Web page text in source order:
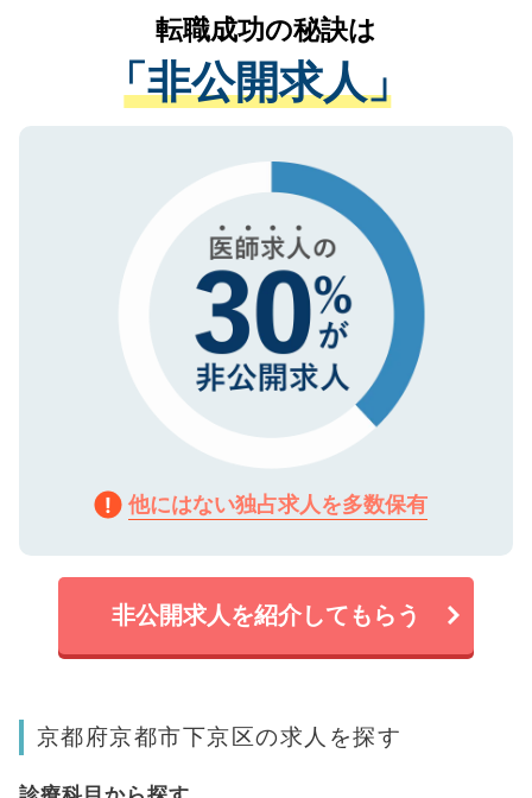
は、個人情報の取り扱いについての厳密な
管理基準を満たした事業者のみに付与され
る、プライバシーマークを取得済みです。
ご登録いただいた個人情報は、SSL（デー
で、機密保持に関してもご安心ください。
かがいして、現在の医療機関の状況や紹介
経験をまじえながら、適切なアドバイスを
させていただきます。すぐにご転職をされ
ない方には、長期的なサポートが可能です
ので、まずはご登録ください。
転職成功の秘訣は
「非公開求人」
他にはない独占求人を多数保有
非公開求人を紹介してもらう
京都府京都市下京区の求人を探す